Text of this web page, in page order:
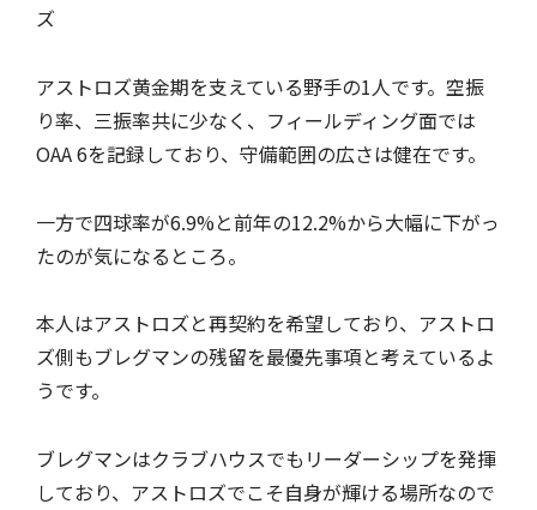
ズ
アストロズ黄金期を支えている野手の1人です。空振
り率、三振率共に少なく、フィールディング面では
OAA 6を記録しており、守備範囲の広さは健在です。
一方で四球率が6.9%と前年の12.2%から大幅に下がっ
たのが気になるところ。
本人はアストロズと再契約を希望しており、アストロ
ズ側もブレグマンの残留を最優先事項と考えているよ
うです。
ブレグマンはクラブハウスでもリーダーシップを発揮
しており、アストロズでこそ自身が輝ける場所なので